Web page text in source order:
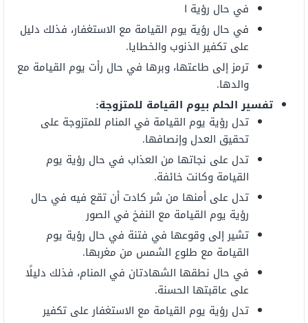
في حال رؤية ا
في حال رؤية يوم القيامة مع الاستغفار، فذلك دليل
على تكفير الذنوب والخطايا.
ترمز إلى طاعتها، وبرها في حال رأت يوم القيامة مع
والدها.
تفسير الحلم بيوم القيامة للمتزوجة:
تدل رؤية يوم القيامة في المنام للمتزوجة على
تحقيق العدل وإنصافها.
تدل على نجاتها من العذاب في حال رؤية يوم
القيامة وكانت خائفة.
تدل على أمنها من شر كادت أن تقع فيه في حال
رؤية يوم القيامة مع النفخ في الصور
تشير إلى وقوعها في فتنة في حال رؤية يوم
القيامة مع طلوع الشمس من مغربها.
في حال نطقها الشهادتان في المنام، فذلك دليلًا
على عاقبتها الحسنة.
تدل رؤية يوم القيامة مع الاستغفار على تكفير